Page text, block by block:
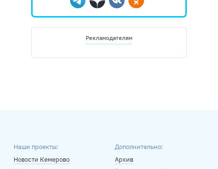
Telegram
ДзенВконтактеОдноклассники
Рекламодателям
Наши проекты:
Новости Кемерово
Дополнительно:
Архив